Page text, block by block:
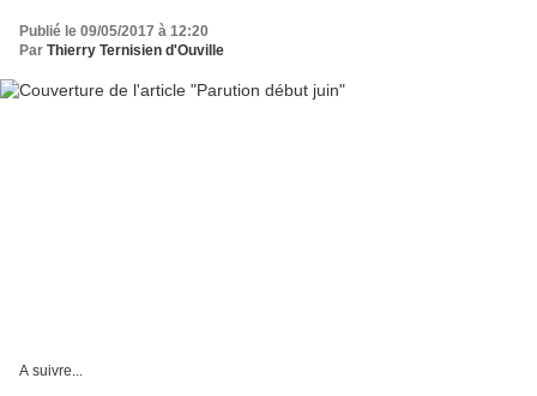
Publié le 09/05/2017 à 12:20
Par Thierry Ternisien d'Ouville
A suivre...